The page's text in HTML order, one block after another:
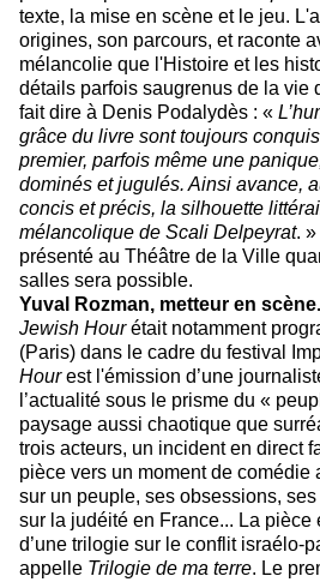
texte, la mise en scène et le jeu.
origines, son parcours, et raconte
mélancolie que l'Histoire et les
détails parfois saugrenus de la vie
fait dire à Denis Podalydès : «
grâce du livre sont toujours
premier, parfois même une
dominés et jugulés. Ainsi avance,
concis et précis, la silhouette
mélancolique de Scali Delpeyrat.
présenté au Théâtre de la Ville
salles sera possible.
Yuval Rozman, metteur en scène.
Jewish Hourétait notamment
(Paris) dans le cadre du festival
Hourest l'émission d’une
l’actualité sous le prisme du «
paysage aussi chaotique que
trois acteurs, un incident en direct
pièce vers un moment de comédie
sur un peuple, ses obsessions,
sur la judéité en France... La pièce
d’une trilogie sur le conflit israélo-
appelle Trilogie de ma terre. Le